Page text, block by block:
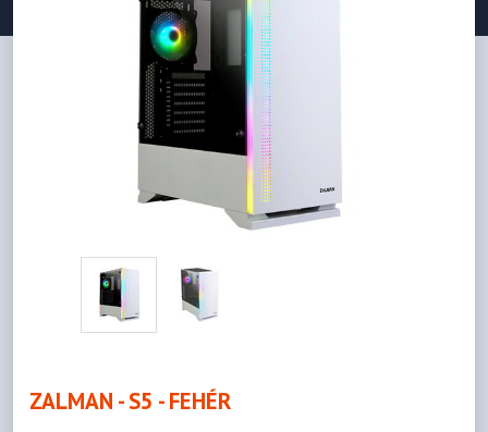
ZALMAN - S5 - FEHÉR